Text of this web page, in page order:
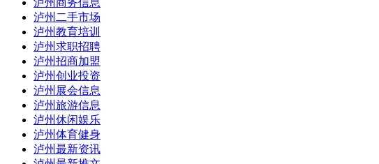
泸州商务信息
泸州二手市场
泸州教育培训
泸州求职招聘
泸州招商加盟
泸州创业投资
泸州展会信息
泸州旅游信息
泸州休闲娱乐
泸州体育健身
泸州最新资讯